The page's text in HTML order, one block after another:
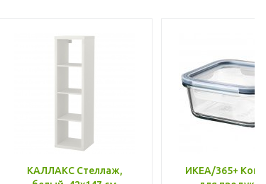
КАЛЛАКС Стеллаж,
ИКЕА/365+